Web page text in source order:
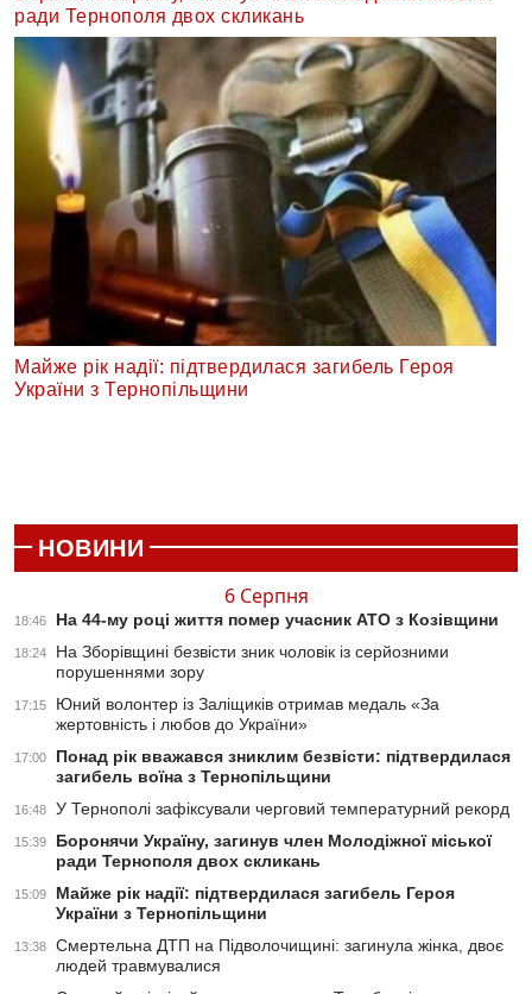
ради Тернополя двох скликань
Майже рік надії: підтвердилася загибель Героя
України з Тернопільщини
НОВИНИ
6 Серпня
18:46 На 44-му році життя помер учасник АТО з Козівщини
18:24
На Зборівщині безвісти зник чоловік із серйозними
порушеннями зору
17:15
Юний волонтер із Заліщиків отримав медаль «За
жертовність і любов до України»
17:00
Понад рік вважався зниклим безвісти: підтвердилася
загибель воїна з Тернопільщини
16:48 У Тернополі зафіксували черговий температурний рекорд
15:39
Боронячи Україну, загинув член Молодіжної міської
ради Тернополя двох скликань
15:09
Майже рік надії: підтвердилася загибель Героя
України з Тернопільщини
13:38
Смертельна ДТП на Підволочищині: загинула жінка, двоє
людей травмувалися